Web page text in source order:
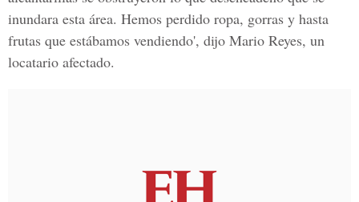
inundara esta área. Hemos perdido ropa, gorras y hasta
frutas que estábamos vendiendo', dijo Mario Reyes, un
locatario afectado.